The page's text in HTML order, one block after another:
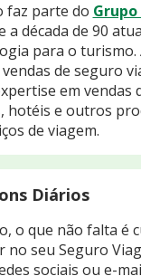
faz parte do
a década de 90
para o turismo.
de seguro
em vendas
hotéis e outros
de viagem.
Diários
o que não falta é
no seu Seguro
sociais ou e-